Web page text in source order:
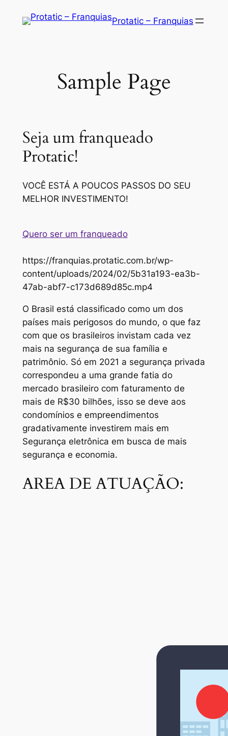
Protatic – Franquias
Sample Page
Seja um franqueado
Protatic!
VOCÊ ESTÁ A POUCOS PASSOS DO SEU
MELHOR INVESTIMENTO!
Quero ser um franqueado
https://franquias.protatic.com.br/wp-
content/uploads/2024/02/5b31a193-ea3b-
47ab-abf7-c173d689d85c.mp4
O Brasil está classificado como um dos
países mais perigosos do mundo, o que faz
com que os brasileiros invistam cada vez
mais na segurança de sua família e
patrimônio. Só em 2021 a segurança privada
correspondeu a uma grande fatia do
mercado brasileiro com faturamento de
mais de R$30 bilhões, isso se deve aos
condomínios e empreendimentos
gradativamente investirem mais em
Segurança eletrônica em busca de mais
segurança e economia.
AREA DE ATUAÇÃO: